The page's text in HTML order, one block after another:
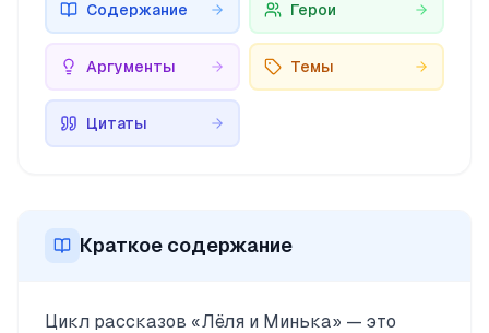
Содержание Герои
Аргументы Темы
Цитаты
Краткое содержание
Цикл рассказов «Лёля и Минька» — это